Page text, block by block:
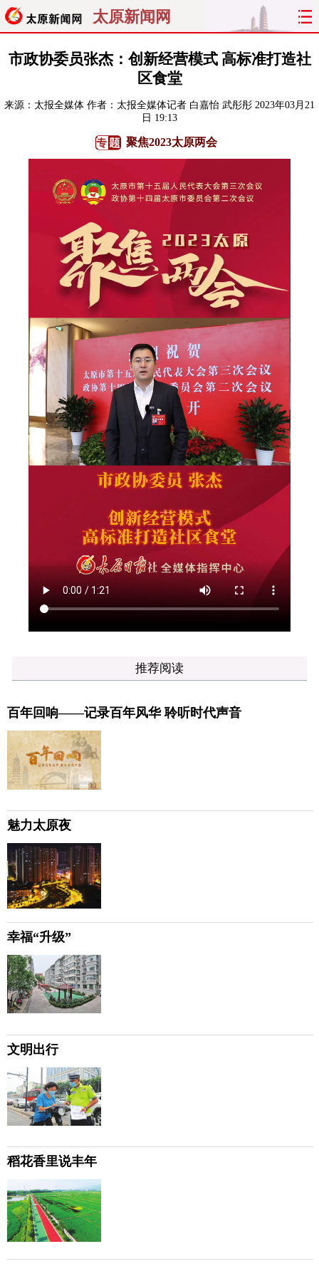
太原新闻网
首页 聚焦 太原 山西
旅游 理财 政务 教育
看天下 晋月读 最太原
太原日报 太原晚报 热评
市政协委员张杰：创新经营模式 高标准打造社
区食堂
来源： 太报全媒体 作者：太报全媒体记者 白嘉怡 武彤彤 2023年03月21
日 19:13
聚焦2023太原两会
推荐阅读
百年回响——记录百年风华 聆听时代声音
魅力太原夜
幸福“升级”
文明出行
稻花香里说丰年